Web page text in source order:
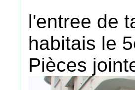
l'entree de
habitais le
Pièces